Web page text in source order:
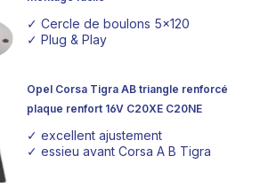
✓ Cercle de boulons 5x120
✓ Plug & Play
Opel Corsa Tigra AB triangle renforcé
plaque renfort 16V C20XE C20NE
✓ excellent ajustement
✓ essieu avant Corsa A B Tigra